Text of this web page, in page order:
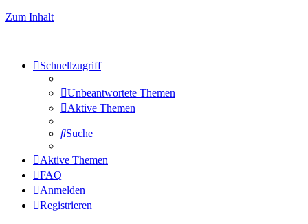
Zum Inhalt
Schnellzugriff
Unbeantwortete Themen
Aktive Themen
Suche
Aktive Themen
FAQ
Anmelden
Registrieren